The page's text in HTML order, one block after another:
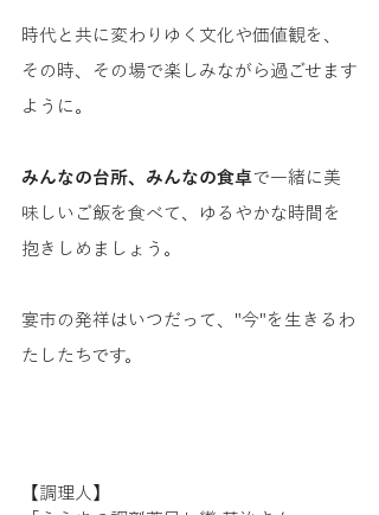
時代と共に変わりゆく文化や価値観を、
その時、その場で楽しみながら過ごせます
ように。
みんなの台所、みんなの食卓 で一緒に美
味しいご飯を食べて、ゆるやかな時間を
抱きしめましょう。
宴市の発祥はいつだって、"今"を生きるわ
たしたちです。
【調理人】